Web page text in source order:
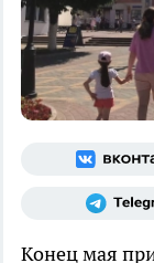
Конец мая